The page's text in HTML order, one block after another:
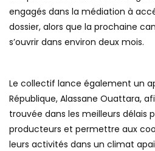
engagés dans la médiation à
dossier, alors que la prochaine
s’ouvrir dans environ deux mois.
Le collectif lance également un
République, Alassane Ouattara,
trouvée dans les meilleurs délais
producteurs et permettre aux
leurs activités dans un climat